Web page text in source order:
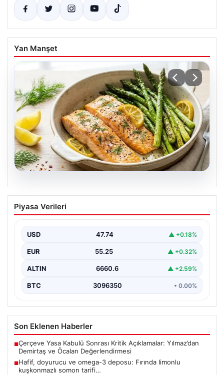
Yan Manşet
07.08.2026
Hafif, doyurucu ve omega-3 deposu:
Fırında limonlu kuşkonmazlı somon
Piyasa Verileri
USD 47.74 ▲ +0.18%
EUR 55.25 ▲ +0.32%
ALTIN 6660.6 ▲ +2.59%
BTC 3096350 • 0.00%
Son Eklenen Haberler
■Çerçeve Yasa Kabulü Sonrası Kritik Açıklamalar: Yılmaz’dan
Demirtaş ve Öcalan Değerlendirmesi
■Hafif, doyurucu ve omega-3 deposu: Fırında limonlu
kuşkonmazlı somon tarifi…